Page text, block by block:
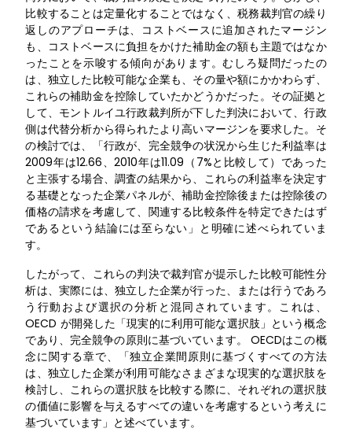
比較することは定量化することではなく、税務裁判官の繰り
返しのアプローチは、コストベースに追加されたマージン
も、コストベースに負担をかけた補助金の額も主題ではなか
ったことを示唆する傾向があります。むしろ疑問だったの
は、独立した比較可能な企業も、その量や額にかかわらず、
これらの補助金を控除していたかどうかだった。その証拠と
して、モントルイユ行政裁判所が下した判決において、行政
側は代替分析から得られたより高いマージンを要求した。そ
の検討では、「行政が、完全競争の状況から生じた利益率は
2009年は12.66、2010年は11.09（7%と比較して）であった
と主張する場合、調査の結果から、これらの利益率を決定す
る基礎となった企業パネルが、補助金控除後または控除後の
価格の請求を考慮して、関連する比較条件を特定できたはず
であるという結論には至らない」と明確に述べられていま
す。
したがって、これらの判決で裁判官が提示した比較可能性分
析は、実際には、独立した企業が行った、または行うであろ
う行動および選択の分析と混同されています。これは、
OECD が開発した「現実的に利用可能な選択肢」という概念
であり、完全競争の原則に基づいています。 OECDはこの概
念に関する章で、「独立企業間原則に基づくすべての方法
は、独立した企業が利用可能なさまざまな現実的な選択肢を
検討し、これらの選択肢を比較する際に、それぞれの選択肢
の価値に影響を与えるすべての違いを考慮するという考えに
基づいています」と述べています。